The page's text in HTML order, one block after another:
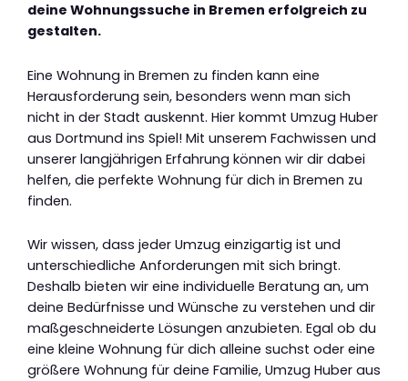
deine Wohnungssuche in Bremen erfolgreich zu
gestalten.
Eine Wohnung in Bremen zu finden kann eine
Herausforderung sein, besonders wenn man sich
nicht in der Stadt auskennt. Hier kommt Umzug Huber
aus Dortmund ins Spiel! Mit unserem Fachwissen und
unserer langjährigen Erfahrung können wir dir dabei
helfen, die perfekte Wohnung für dich in Bremen zu
finden.
Wir wissen, dass jeder Umzug einzigartig ist und
unterschiedliche Anforderungen mit sich bringt.
Deshalb bieten wir eine individuelle Beratung an, um
deine Bedürfnisse und Wünsche zu verstehen und dir
maßgeschneiderte Lösungen anzubieten. Egal ob du
eine kleine Wohnung für dich alleine suchst oder eine
größere Wohnung für deine Familie, Umzug Huber aus